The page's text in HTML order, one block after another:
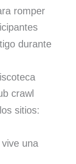
romper
durante
crawl
sitios:
una